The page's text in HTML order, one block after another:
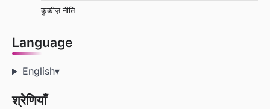
कुकीज़ नीति
Language
English▾
श्रेणियाँ